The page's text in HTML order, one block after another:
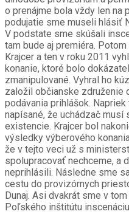
o prenájme bola vždy len na
podujatie sme museli hlásiť
V podstate sme skúšali
tam bude aj premiéra.
Krajcer a ten v roku 2011
konanie, ktoré bolo
zmanipulované. Vyhral ho
založil občianske združenie
podávania prihlášok.
napísané, že uchádzač
existencie. Krajcer bol
výsledky výberového
že v tejto veci už s
spolupracovať nechceme, a
neprihlásili. Následne sme
cestu do provizórnych
Dunaj. Asi dvakrát sme v
Poľského inštitútu inscenáciu